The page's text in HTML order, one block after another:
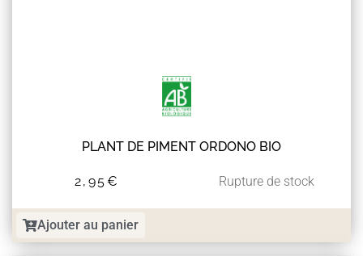
PLANT DE PIMENT ORDONO BIO
2,95€ Rupture de stock
Ajouter au panier